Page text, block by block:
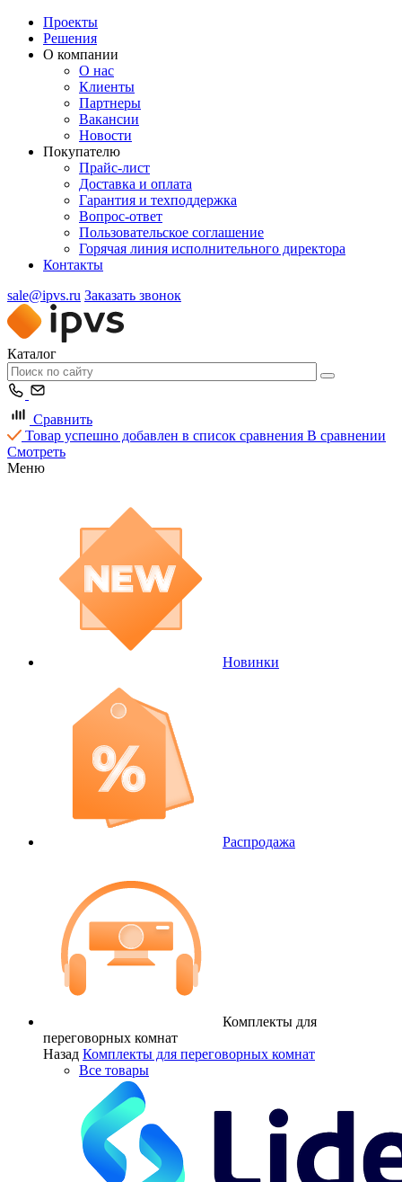
Проекты
Решения
О компании
О нас
Клиенты
Партнеры
Вакансии
Новости
Покупателю
Прайс-лист
Доставка и оплата
Гарантия и техподдержка
Вопрос-ответ
Пользовательское соглашение
Горячая линия исполнительного директора
Контакты
sale@ipvs.ru Заказать звонок
Каталог
Сравнить
Товар успешно добавлен в список сравнения В сравнении
Смотреть
Меню
Новинки
Распродажа
Комплекты для
переговорных комнат
Назад Комплекты для переговорных комнат
Все товары